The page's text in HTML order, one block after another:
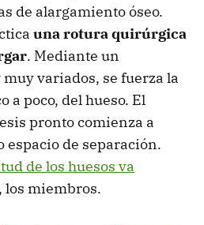
de alargamiento óseo.
una rotura quirúrgica
. Mediante un
variados, se fuerza la
a poco, del hueso. El
pronto comienza a
de separación.
de los huesos va
los miembros.